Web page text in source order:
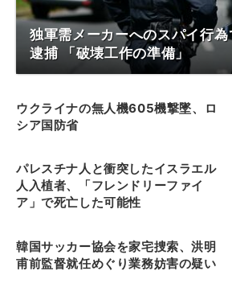
独軍需メーカーへのスパイ行
逮捕 「破壊工作の準備」
ウクライナの無人機605機撃墜、ロ
シア国防省
パレスチナ人と衝突したイスラエル
人入植者、「フレンドリーファイ
ア」で死亡した可能性
韓国サッカー協会を家宅捜索、洪明
甫前監督就任めぐり業務妨害の疑い